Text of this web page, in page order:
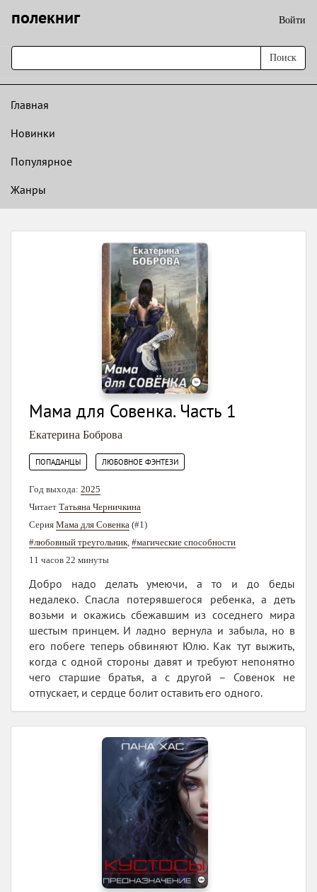
полекниг Войти
Поиск
Главная
Новинки
Популярное
Жанры
Мама для Совенка. Часть 1
Екатерина Боброва
ПОПАДАНЦЫ ЛЮБОВНОЕ ФЭНТЕЗИ
Год выхода: 2025
Читает Татьяна Черничкина
Серия Мама для Совенка (#1)
#любовный треугольник #магические способности
11 часов 22 минуты
Добро надо делать умеючи, а то и до беды
недалеко. Спасла потерявшегося ребенка, а деть
возьми и окажись сбежавшим из соседнего мира
шестым принцем. И ладно вернула и забыла, но в
его побеге теперь обвиняют Юлю. Как тут выжить,
когда с одной стороны давят и требуют непонятно
чего старшие братья, а с другой – Совенок не
отпускает, и сердце болит оставить его одного.